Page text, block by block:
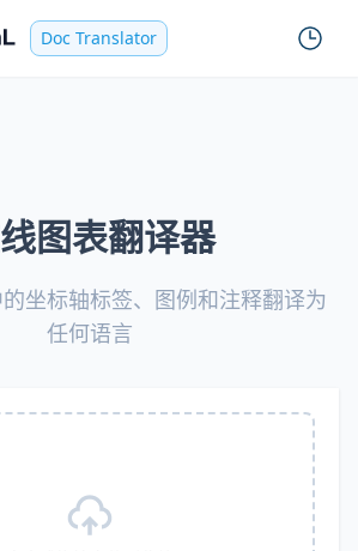
Doc Translator
图表翻译器
坐标轴标签、图例和注释翻译为
任何语言